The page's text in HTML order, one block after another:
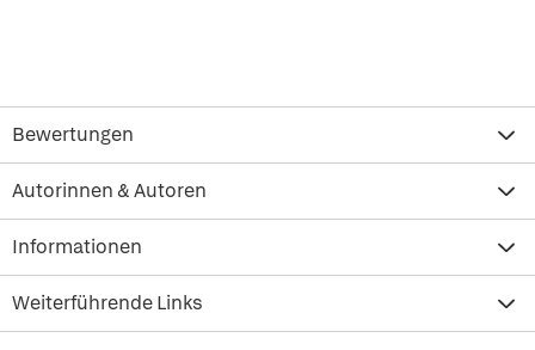
Bewertungen
Autorinnen & Autoren
Informationen
Weiterführende Links